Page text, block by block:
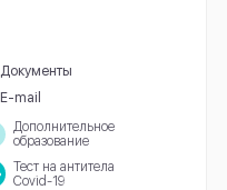
Документы
E-mail
Дополнительное
образование
Тест на антитела
Covid-19